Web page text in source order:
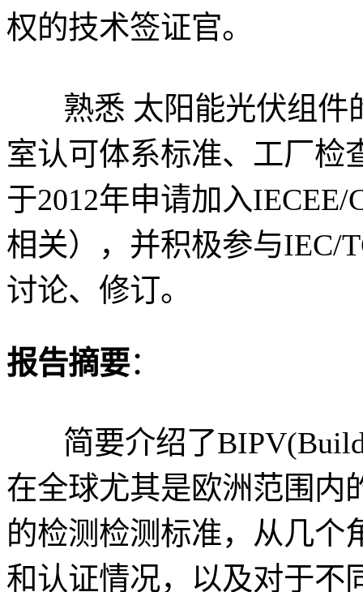
权的技术签证官。
熟悉 太阳能光伏组件
室认可体系标准、工厂检
于2012年申请加入
相关），并积极参与IEC/
讨论、修订。
报告摘要：
简要介绍了
在全球尤其是欧洲范围内
的检测检测标准，从几个
和认证情况，以及对于不